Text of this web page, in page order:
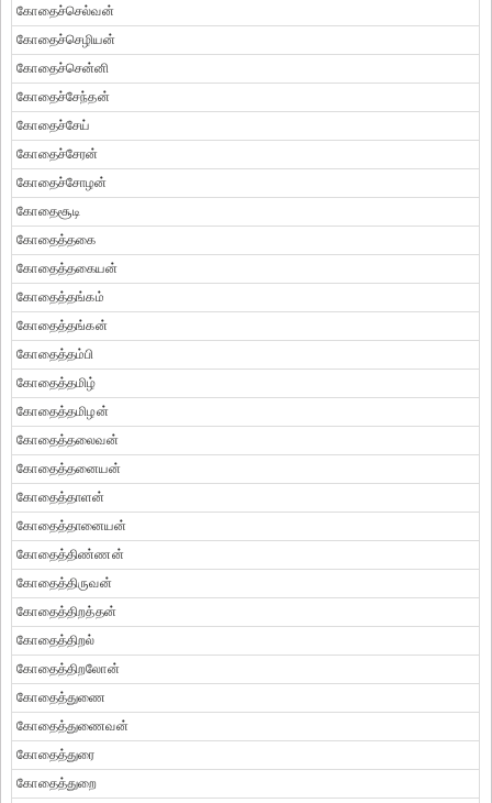
கோதைச்செல்வன்
கோதைச்செழியன்
கோதைச்சென்னி
கோதைச்சேந்தன்
கோதைச்சேய்
கோதைச்சேரன்
கோதைச்சோழன்
கோதைசூடி
கோதைத்தகை
கோதைத்தகையன்
கோதைத்தங்கம்
கோதைத்தங்கன்
கோதைத்தம்பி
கோதைத்தமிழ்
கோதைத்தமிழன்
கோதைத்தலைவன்
கோதைத்தனையன்
கோதைத்தாளன்
கோதைத்தானையன்
கோதைத்திண்ணன்
கோதைத்திருவன்
கோதைத்திறத்தன்
கோதைத்திறல்
கோதைத்திறலோன்
கோதைத்துணை
கோதைத்துணைவன்
கோதைத்துரை
கோதைத்துறை